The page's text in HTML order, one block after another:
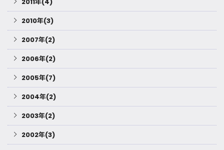
2010年(3)
2007年(2)
2006年(2)
2005年(7)
2004年(2)
2003年(2)
2002年(3)